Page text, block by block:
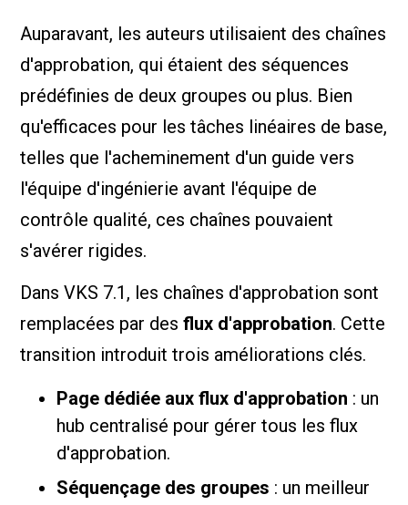
Auparavant, les auteurs utilisaient des chaînes
d'approbation, qui étaient des séquences
prédéfinies de deux groupes ou plus. Bien
qu'efficaces pour les tâches linéaires de base,
telles que l'acheminement d'un guide vers
l'équipe d'ingénierie avant l'équipe de
contrôle qualité, ces chaînes pouvaient
s'avérer rigides.
Dans VKS 7.1, les chaînes d'approbation sont
remplacées par desflux d'approbation. Cette
transition introduit trois améliorations clés.
Page dédiée aux flux d'approbation : un
hub centralisé pour gérer tous les flux
d'approbation.
Séquençage des groupes : un meilleur